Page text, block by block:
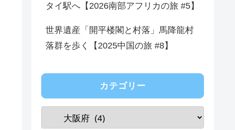
タイ駅へ【2026南部アフリカの旅 #5】
世界遺産「開平楼閣と村落」馬降龍村
落群を歩く【2025中国の旅 #8】
カテゴリー